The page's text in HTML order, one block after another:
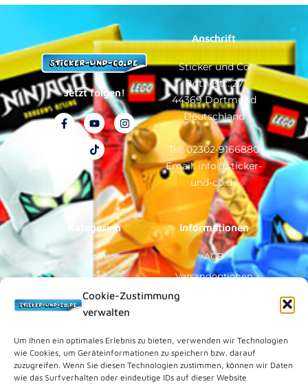
Cookie-Zustimmung
verwalten
Um Ihnen ein optimales Erlebnis zu bieten, verwenden wir Technologien
wie Cookies, um Geräteinformationen zu speichern bzw. darauf
zuzugreifen. Wenn Sie diesen Technologien zustimmen, können wir Daten
wie das Surfverhalten oder eindeutige IDs auf dieser Website
Jetzt folgen!
F
a
k
-
f
Y
o
u
t
u
b
e
I
n
s
t
a
g
r
a
m
T
i
k
t
o
k
Anschrift
Sticker und Co
Bothestr. 27
44369 Dortmund
Deutschland
Tel: 02302-9166880
Email: info@sticker-
und-co.de
Kategorien
Panini
Topps
Blue Ocean
Sammelfiguren
Vorverkauf
Informationen
AGB
Versandoptionen
Zahlungsoptionen
Über Uns
Rechtliches